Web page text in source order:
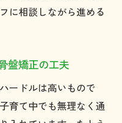
に相談しながら進める
盤矯正の工夫
ードルは高いもので
育て中でも無理なく通